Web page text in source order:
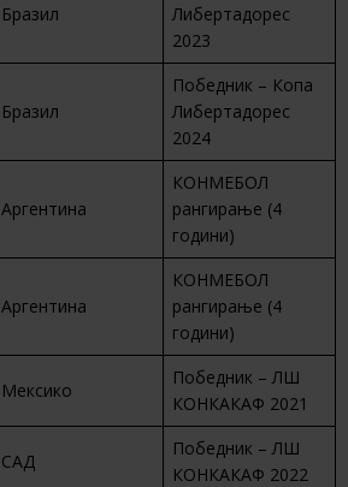
Бразил
Либертадорес
2023
Бразил
Победник – Копа
Либертадорес
2024
Аргентина
КОНМЕБОЛ
рангирање (4
години)
Аргентина
КОНМЕБОЛ
рангирање (4
години)
Мексико
Победник – ЛШ
КОНКАКАФ 2021
САД
Победник – ЛШ
КОНКАКАФ 2022